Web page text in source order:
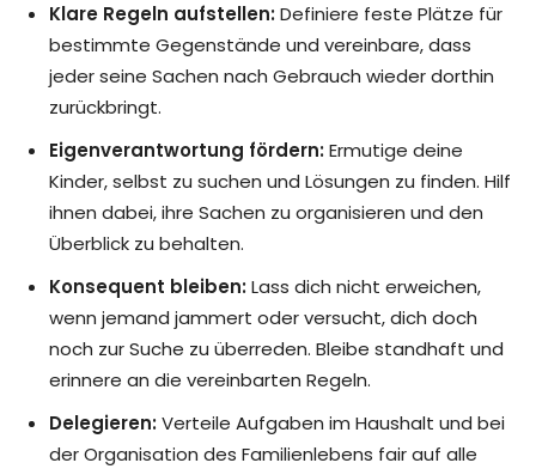
Klare Regeln aufstellen:Definiere feste Plätze für
bestimmte Gegenstände und vereinbare, dass
jeder seine Sachen nach Gebrauch wieder dorthin
zurückbringt.
Eigenverantwortung fördern:Ermutige deine
Kinder, selbst zu suchen und Lösungen zu finden. Hilf
ihnen dabei, ihre Sachen zu organisieren und den
Überblick zu behalten.
Konsequent bleiben:Lass dich nicht erweichen,
wenn jemand jammert oder versucht, dich doch
noch zur Suche zu überreden. Bleibe standhaft und
erinnere an die vereinbarten Regeln.
Delegieren:Verteile Aufgaben im Haushalt und bei
der Organisation des Familienlebens fair auf alle